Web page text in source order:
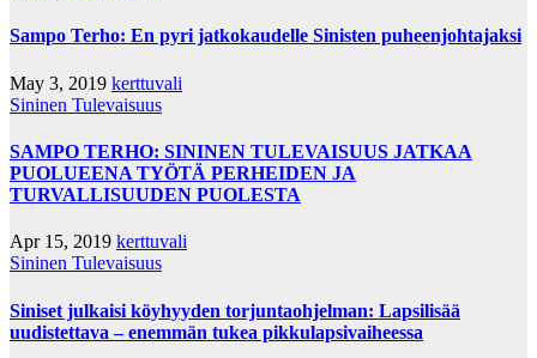
Sampo Terho: En pyri jatkokaudelle Sinisten puheenjohtajaksi
May 3, 2019 kerttuvali
Sininen Tulevaisuus
SAMPO TERHO: SININEN TULEVAISUUS JATKAA
PUOLUEENA TYÖTÄ PERHEIDEN JA
TURVALLISUUDEN PUOLESTA
Apr 15, 2019 kerttuvali
Sininen Tulevaisuus
Siniset julkaisi köyhyyden torjuntaohjelman: Lapsilisää
uudistettava – enemmän tukea pikkulapsivaiheessa